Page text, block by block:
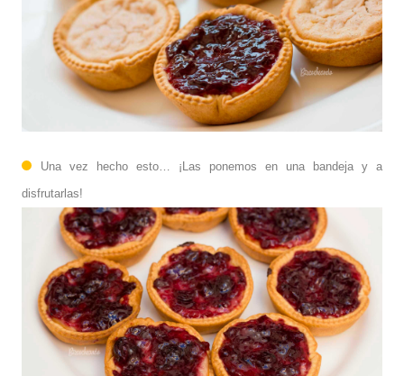
Una vez hecho esto… ¡Las ponemos en una bandeja y a
disfrutarlas!